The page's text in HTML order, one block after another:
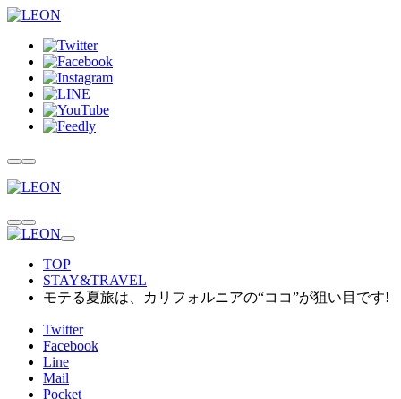
TOP
STAY&TRAVEL
モテる夏旅は、カリフォルニアの“ココ”が狙い目です!
Twitter
Facebook
Line
Mail
Pocket